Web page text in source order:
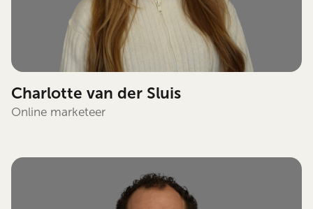
Charlotte van der Sluis
Online marketeer